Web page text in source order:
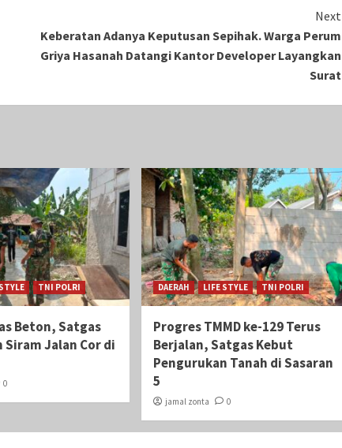
Next
Keberatan Adanya Keputusan Sepihak. Warga Perum
Griya Hasanah Datangi Kantor Developer Layangkan
Surat
TNI POLRI
Beton, Satgas
Siram Jalan Cor di
0
DAERAH LIFE STYLE TNI POLRI
Progres TMMD ke-129 Terus
Berjalan, Satgas Kebut
Pengurukan Tanah di Sasaran
5
jamal zonta 0